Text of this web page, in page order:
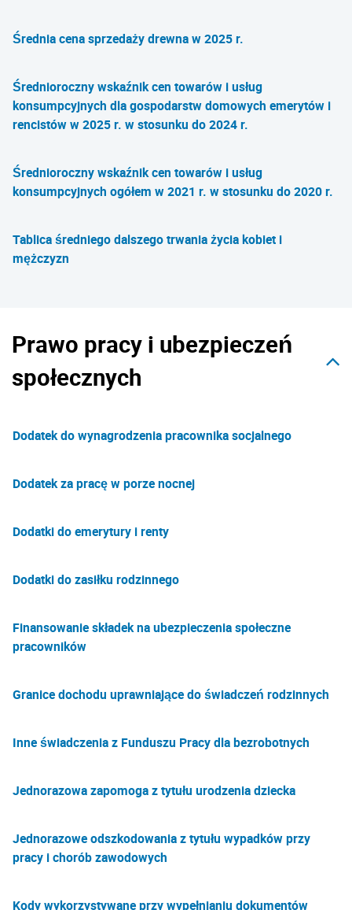
Średnia cena sprzedaży drewna w 2025 r.
Średnioroczny wskaźnik cen towarów i usług
konsumpcyjnych dla gospodarstw domowych emerytów i
rencistów w 2025 r. w stosunku do 2024 r.
Średnioroczny wskaźnik cen towarów i usług
konsumpcyjnych ogółem w 2021 r. w stosunku do 2020 r.
Tablica średniego dalszego trwania życia kobiet i
mężczyzn
Prawo pracy i ubezpieczeń
społecznych
Dodatek do wynagrodzenia pracownika socjalnego
Dodatek za pracę w porze nocnej
Dodatki do emerytury i renty
Dodatki do zasiłku rodzinnego
Finansowanie składek na ubezpieczenia społeczne
pracowników
Granice dochodu uprawniające do świadczeń rodzinnych
Inne świadczenia z Funduszu Pracy dla bezrobotnych
Jednorazowa zapomoga z tytułu urodzenia dziecka
Jednorazowe odszkodowania z tytułu wypadków przy
pracy i chorób zawodowych
Kody wykorzystywane przy wypełnianiu dokumentów